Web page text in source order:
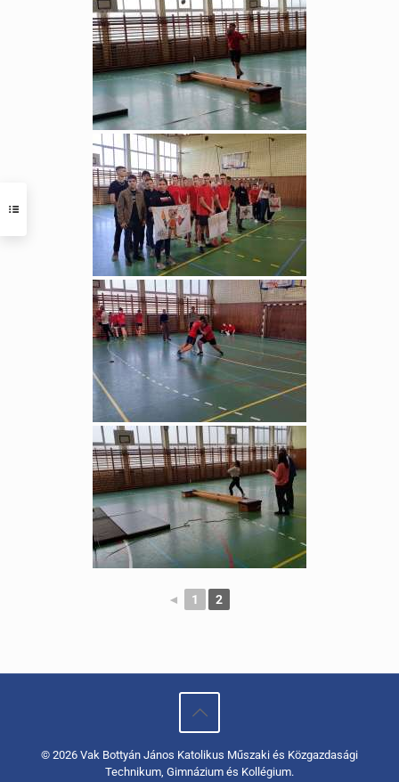
◄ 1 2
© 2026 Vak Bottyán János Katolikus Műszaki és Közgazdasági
Technikum, Gimnázium és Kollégium.